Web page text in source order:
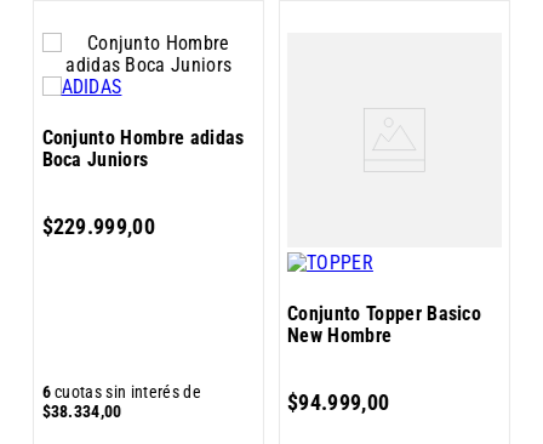
Conjunto Hombre adidas
Boca Juniors
$229.999,00
6cuotas sin interés de
$38.334,00
Conjunto Topper Basico
New Hombre
$94.999,00